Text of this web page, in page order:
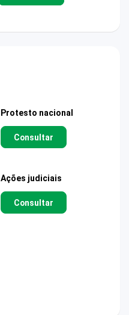
Protesto nacional
Consultar
Ações judiciais
Consultar